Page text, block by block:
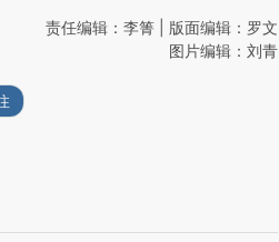
责任编辑：李箐 | 版面编辑：罗文
图片编辑：刘青